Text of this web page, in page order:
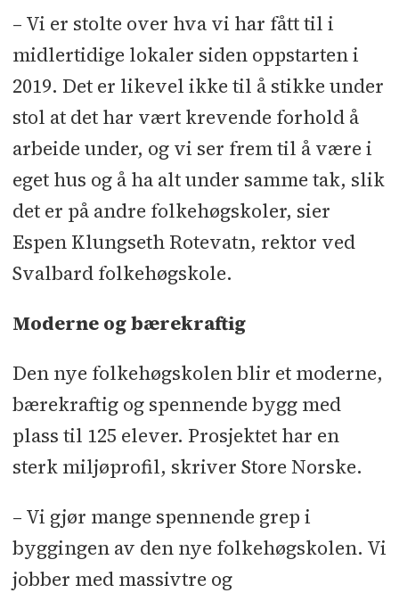
– Vi er stolte over hva vi har fått til i
midlertidige lokaler siden oppstarten i
2019. Det er likevel ikke til å stikke under
stol at det har vært krevende forhold å
arbeide under, og vi ser frem til å være i
eget hus og å ha alt under samme tak, slik
det er på andre folkehøgskoler, sier
Espen Klungseth Rotevatn, rektor ved
Svalbard folkehøgskole.
Moderne og bærekraftig
Den nye folkehøgskolen blir et moderne,
bærekraftig og spennende bygg med
plass til 125 elever. Prosjektet har en
sterk miljøprofil, skriver Store Norske.
– Vi gjør mange spennende grep i
byggingen av den nye folkehøgskolen. Vi
jobber med massivtre og